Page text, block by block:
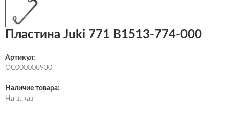
Пластина Juki 771 B1513-774-000
Артикул:
ОС000008930
Наличие товара:
На заказ